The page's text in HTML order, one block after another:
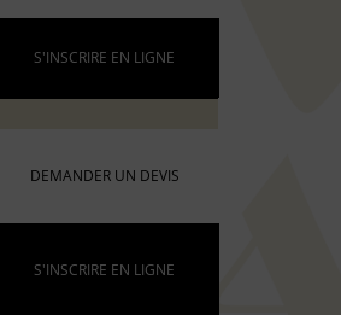
S'INSCRIRE EN LIGNE
DEMANDER UN DEVIS
S'INSCRIRE EN LIGNE